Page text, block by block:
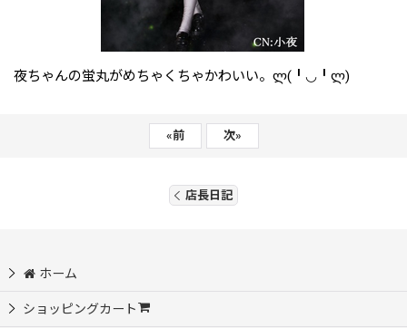
夜ちゃんの蛍丸がめちゃくちゃかわいい。ლ(╹◡╹ლ)
«前 次»
店長日記
ホーム
ショッピングカート